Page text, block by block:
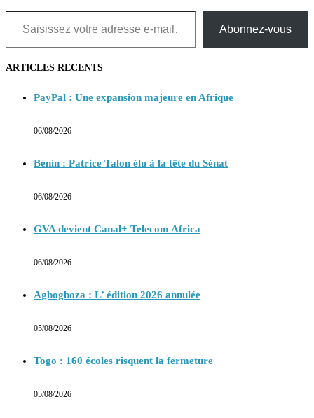
Saisissez votre adresse e-mail…
Abonnez-vous
ARTICLES RECENTS
PayPal : Une expansion majeure en Afrique
06/08/2026
Bénin : Patrice Talon élu à la tête du Sénat
06/08/2026
GVA devient Canal+ Telecom Africa
06/08/2026
Agbogboza : L’ édition 2026 annulée
05/08/2026
Togo : 160 écoles risquent la fermeture
05/08/2026